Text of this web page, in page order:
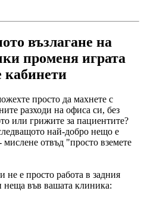
възлагане на
променя играта
кабинети
просто да махнете с
разходи на офиса си, без
или грижите за пациентите?
най-добро нещо е
отвъд "просто вземете
не е просто работа в задния
във вашата клиника: